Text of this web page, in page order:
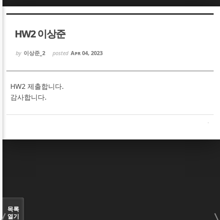
HW2 이상준
by 이상준_2 posted Apr 04, 2023
HW2 제출합니다.
감사합니다.
목록
열기
Sketchbook5, 스케치북5
Sketchbook5, 스케치북5
Sketchbook5, 스케치북5
Sketchbook5, 스케치북5